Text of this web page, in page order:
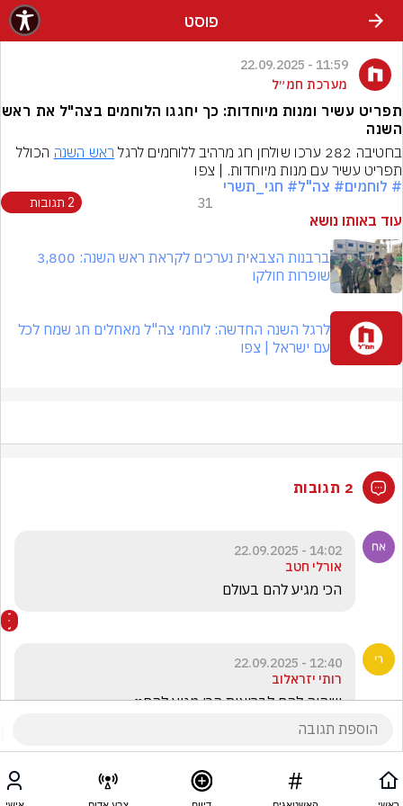
פוסט
11:59 - 22.09.2025
מערכת חמ״ל
תפריט עשיר ומנות מיוחדות: כך יחגגו הלוחמים בצה"ל את ראש
השנה
בחטיבה 282 ערכו שולחן חג מרהיב ללוחמים לרגל
ראש השנה
הכולל
תפריט עשיר עם מנות מיוחדות. | צפו
# לוחמים# צה"ל# חגי_תשרי
31 2 תגובות
עוד באותו נושא
ברבנות הצבאית נערכים לקראת ראש השנה: 3,800
שופרות חולקו
לרגל השנה החדשה: לוחמי צה"ל מאחלים חג שמח לכל
עם ישראל | צפו
2 תגובות
14:02 - 22.09.2025
אורלי חטב
הכי מגיע להם בעולם
12:40 - 22.09.2025
רותי יזראלוב
שיהיה להם לבריאות הכי מגיע להם♥️